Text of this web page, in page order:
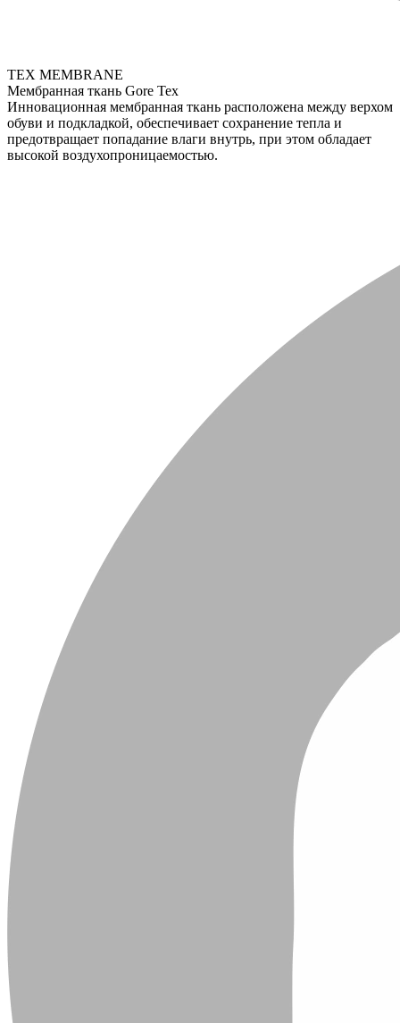
TEX MEMBRANE
Мембранная ткань Gore Tex
Инновационная мембранная ткань расположена между верхом
обуви и подкладкой, обеспечивает сохранение тепла и
предотвращает попадание влаги внутрь, при этом обладает
высокой воздухопроницаемостью.